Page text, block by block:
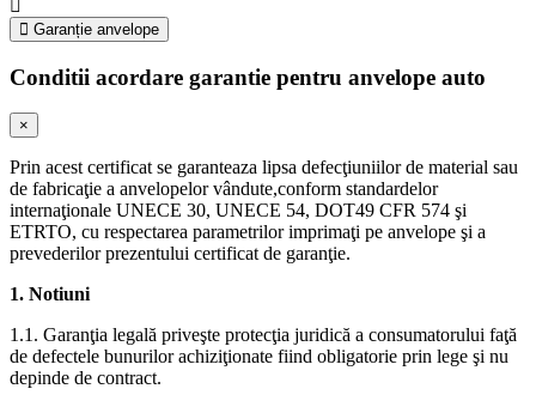
Garanție anvelope
Conditii acordare garantie pentru anvelope auto
×
Prin acest certificat se garanteaza lipsa defecţiuniilor de material sau
de fabricaţie a anvelopelor vândute,conform standardelor
internaţionale UNECE 30, UNECE 54, DOT49 CFR 574 şi
ETRTO, cu respectarea parametrilor imprimaţi pe anvelope şi a
prevederilor prezentului certificat de garanţie.
1. Notiuni
1.1. Garanţia legală priveşte protecţia juridică a consumatorului faţă
de defectele bunurilor achiziţionate fiind obligatorie prin lege şi nu
depinde de contract.